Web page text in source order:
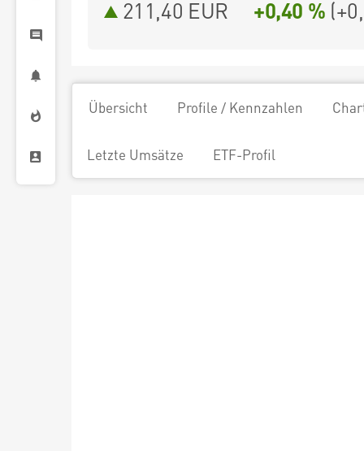
211,40 EUR +0,40 % (
Übersicht Profile / Kennzahlen
Letzte Umsätze ETF-Profil